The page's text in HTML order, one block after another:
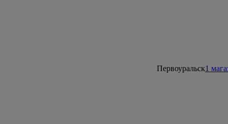
Первоуральск1